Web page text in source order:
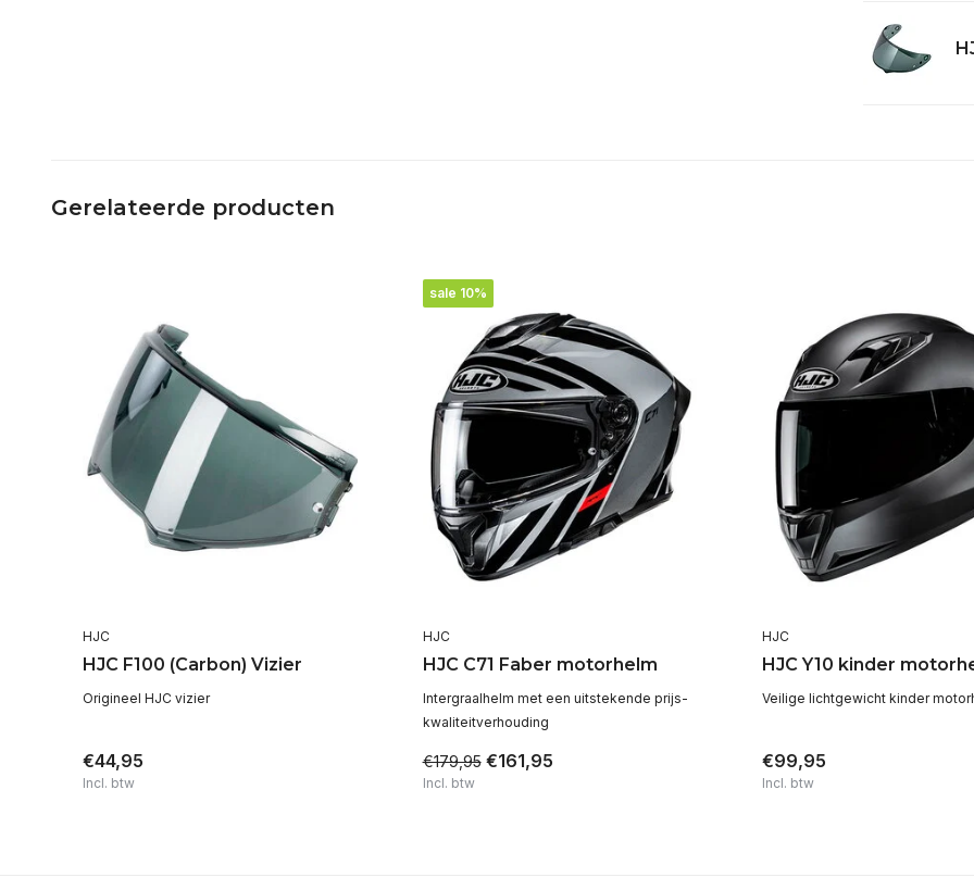
Gerelateerde producten
HJC
HJC F100 (Carbon) Vizier
Origineel HJC vizier
€44,95
Incl. btw
sale 10%
HJC
HJC C71 Faber motorhelm
Intergraalhelm met een uitstekende prijs-
kwaliteitverhouding
€179,95 €161,95
Incl. btw
HJC
HJC Y10 kinder
Veilige lichtgewicht kinder
€99,95
Incl. btw